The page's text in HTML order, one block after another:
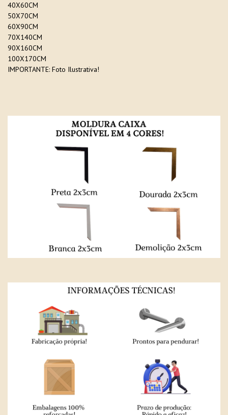
40X60CM
50X70CM
60X90CM
70X140CM
90X160CM
100X170CM
IMPORTANTE: Foto Ilustrativa!